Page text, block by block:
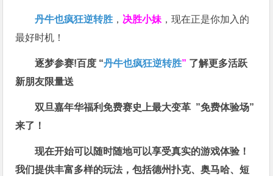
丹牛也疯狂逆转胜 ， 决胜小妹 ，现在正是你加入的
最好时机！
逐梦参赛!百度 “丹牛也疯狂逆转胜” 了解更多活跃
新朋友限量送
双旦嘉年华福利免费赛史上最大变革 ”免费体验场”
来了！
现在开始可以随时随地可以享受真实的游戏体验！
我们提供丰富多样的玩法，包括德州扑克、奥马哈、短